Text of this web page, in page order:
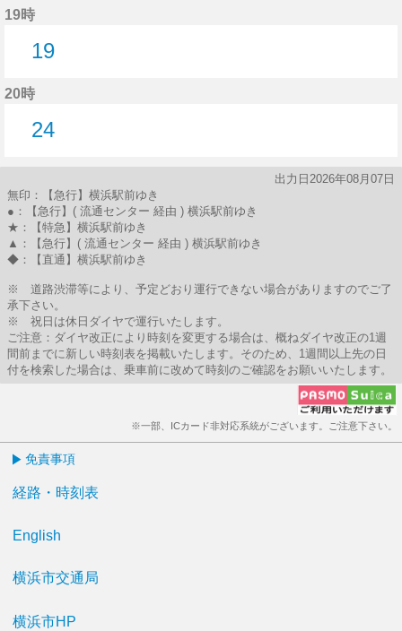
19時
19
20時
24
出力日2026年08月07日
無印：【急行】横浜駅前ゆき
●：【急行】( 流通センター 経由 ) 横浜駅前ゆき
★：【特急】横浜駅前ゆき
▲：【急行】( 流通センター 経由 ) 横浜駅前ゆき
◆：【直通】横浜駅前ゆき
※ 道路渋滞等により、予定どおり運行できない場合がありますのでご了
承下さい。
※ 祝日は休日ダイヤで運行いたします。
ご注意：ダイヤ改正により時刻を変更する場合は、概ねダイヤ改正の1週
間前までに新しい時刻表を掲載いたします。そのため、1週間以上先の日
付を検索した場合は、乗車前に改めて時刻のご確認をお願いいたします。
※一部、ICカード非対応系統がございます。ご注意下さい。
免責事項
経路・時刻表
English
横浜市交通局
横浜市HP